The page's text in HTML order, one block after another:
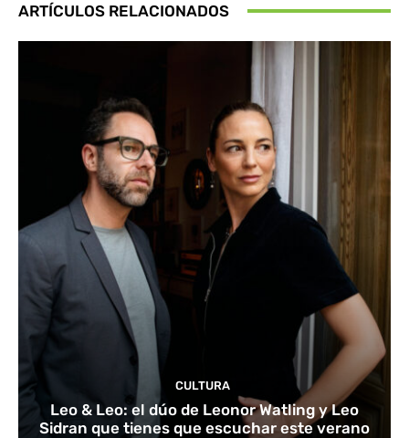
ARTÍCULOS RELACIONADOS
CULTURA
Leo & Leo: el dúo de Leonor Watling y Leo
Sidran que tienes que escuchar este verano